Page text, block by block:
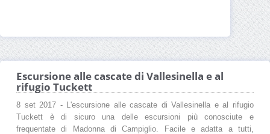
Escursione alle cascate di Vallesinella e al
rifugio Tuckett
8 set 2017 - L'escursione alle cascate di Vallesinella e al rifugio
Tuckett è di sicuro una delle escursioni più conosciute e
frequentate di Madonna di Campiglio. Facile e adatta a tutti,